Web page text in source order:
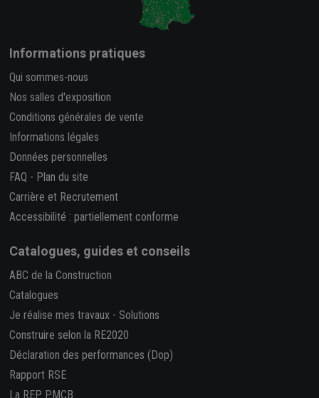
Informations pratiques
Qui sommes-nous
Nos salles d'exposition
Conditions générales de vente
Informations légales
Données personnelles
FAQ - Plan du site
Carrière et Recrutement
Accessibilité : partiellement conforme
Catalogues, guides et conseils
ABC de la Construction
Catalogues
Je réalise mes travaux - Solutions
Construire selon la RE2020
Déclaration des performances (Dop)
Rapport RSE
La REP PMCB